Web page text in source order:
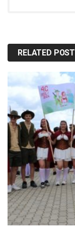
RELATED POST